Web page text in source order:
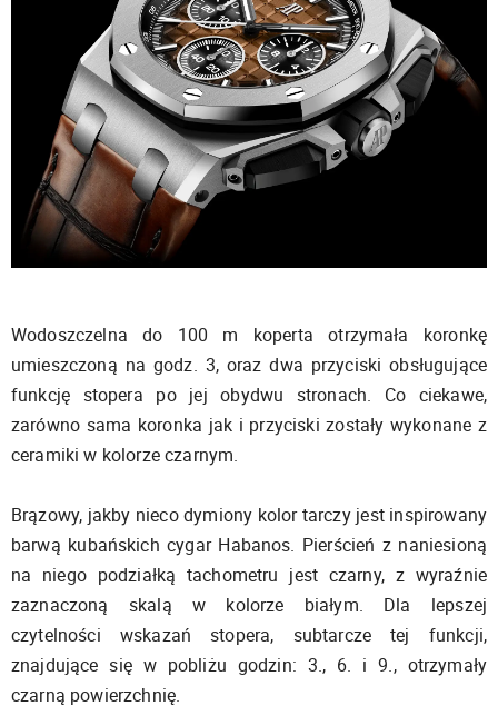
Wodoszczelna do 100 m koperta otrzymała koronkę
umieszczoną na godz. 3, oraz dwa przyciski obsługujące
funkcję stopera po jej obydwu stronach. Co ciekawe,
zarówno sama koronka jak i przyciski zostały wykonane z
ceramiki w kolorze czarnym.
Brązowy, jakby nieco dymiony kolor tarczy jest inspirowany
barwą kubańskich cygar Habanos. Pierścień z naniesioną
na niego podziałką tachometru jest czarny, z wyraźnie
zaznaczoną skalą w kolorze białym. Dla lepszej
czytelności wskazań stopera, subtarcze tej funkcji,
znajdujące się w pobliżu godzin: 3., 6. i 9., otrzymały
czarną powierzchnię.